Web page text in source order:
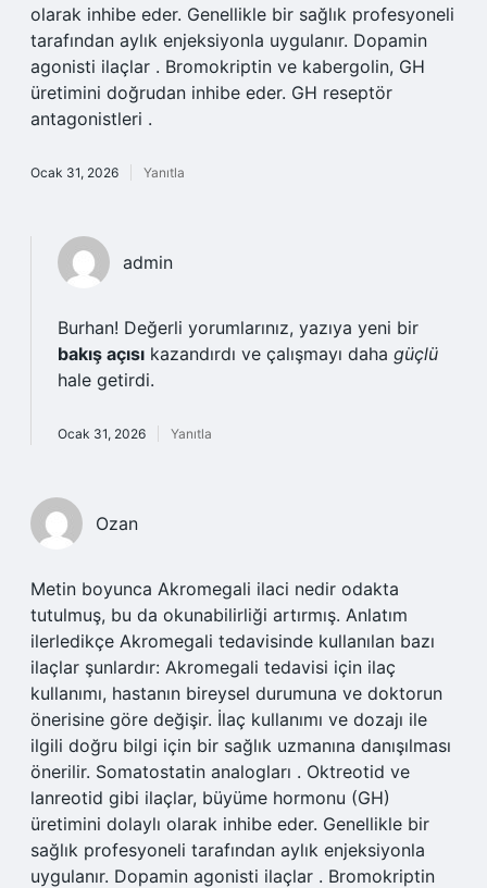
olarak inhibe eder. Genellikle bir sağlık profesyoneli
tarafından aylık enjeksiyonla uygulanır. Dopamin
agonisti ilaçlar . Bromokriptin ve kabergolin, GH
üretimini doğrudan inhibe eder. GH reseptör
antagonistleri .
Ocak 31, 2026 Yanıtla
admin
Burhan! Değerli yorumlarınız, yazıya yeni bir
bakış açısı kazandırdı ve çalışmayı daha güçlü
hale getirdi.
Ocak 31, 2026 Yanıtla
Ozan
Metin boyunca Akromegali ilaci nedir odakta
tutulmuş, bu da okunabilirliği artırmış. Anlatım
ilerledikçe Akromegali tedavisinde kullanılan bazı
ilaçlar şunlardır: Akromegali tedavisi için ilaç
kullanımı, hastanın bireysel durumuna ve doktorun
önerisine göre değişir. İlaç kullanımı ve dozajı ile
ilgili doğru bilgi için bir sağlık uzmanına danışılması
önerilir. Somatostatin analogları . Oktreotid ve
lanreotid gibi ilaçlar, büyüme hormonu (GH)
üretimini dolaylı olarak inhibe eder. Genellikle bir
sağlık profesyoneli tarafından aylık enjeksiyonla
uygulanır. Dopamin agonisti ilaçlar . Bromokriptin